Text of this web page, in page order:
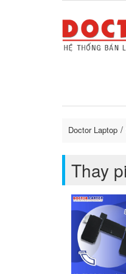
Doctor Laptop
Thay